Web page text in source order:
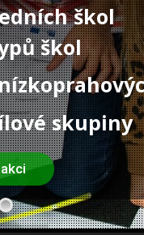
škol
škol
skupiny